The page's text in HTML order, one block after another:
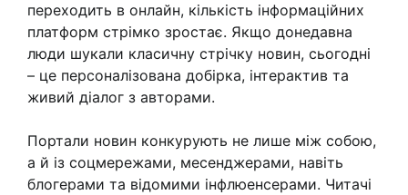
переходить в онлайн, кількість інформаційних
платформ стрімко зростає. Якщо донедавна
люди шукали класичну стрічку новин, сьогодні
– це персоналізована добірка, інтерактив та
живий діалог з авторами.
Портали новин конкурують не лише між собою,
а й із соцмережами, месенджерами, навіть
блогерами та відомими інфлюенсерами. Читачі